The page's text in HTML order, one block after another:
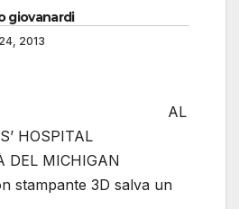
giovanardi
2013
AL
HOSPITAL
DEL MICHIGAN
stampante 3D salva un